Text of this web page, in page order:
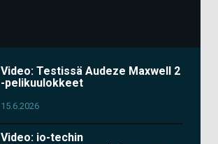
Video: Testissä Audeze Maxwell 2
-pelikuulokkeet
15.6.2026
Video: io-techin